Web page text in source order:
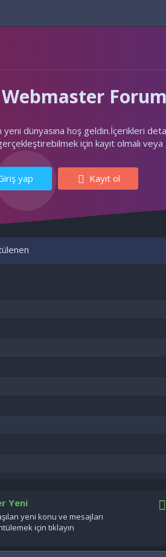
dünyasına hoş geldin.İçerikleri
için kayıt olmalı veya
yap Kayıt ol
Yeni
yeni konu ve mesajları
için tıklayın